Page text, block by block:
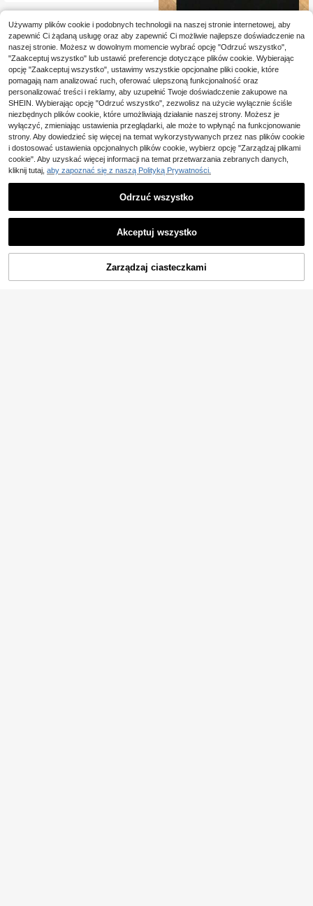
Magazyn UE 1 sztuka, Local -65 Ana
k1n Revenge Of The Sith Vintage T
-shirt, T-shirt Galaxys Edge AnKin S
kywalker , AnKin Sk, Letnie topy F,
bluzka v, y2k, vintage, streetwear f
emme
21,25zł
KUP TERAZ DODAJ DO KOSZYKA
Używamy plików cookie i podobnych technologii na naszej stronie internetowej, aby
zapewnić Ci żądaną usługę oraz aby zapewnić Ci możliwie najlepsze doświadczenie na
naszej stronie. Możesz w dowolnym momencie wybrać opcję "Odrzuć wszystko",
"Zaakceptuj wszystko" lub ustawić preferencje dotyczące plików cookie. Wybierając
opcję "Zaakceptuj wszystko", ustawimy wszystkie opcjonalne pliki cookie, które
pomagają nam analizować ruch, oferować ulepszoną funkcjonalność oraz
personalizować treści i reklamy, aby uzupełnić Twoje doświadczenie zakupowe na
SHEIN. Wybierając opcję "Odrzuć wszystko", zezwolisz na użycie wyłącznie ściśle
niezbędnych plików cookie, które umożliwiają działanie naszej strony. Możesz je
wyłączyć, zmieniając ustawienia przeglądarki, ale może to wpłynąć na funkcjonowanie
strony. Aby dowiedzieć się więcej na temat wykorzystywanych przez nas plików cookie
i dostosować ustawienia opcjonalnych plików cookie, wybierz opcję "Zarządzaj plikami
cookie". Aby uzyskać więcej informacji na temat przetwarzania zebranych danych,
kliknij tutaj, aby zapoznać się z naszą Polityką Prywatności.
Odrzuć wszystko
Akceptuj wszystko
Zarządzaj ciasteczkami